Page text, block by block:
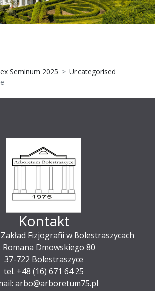
Seminum 2025
Uncategorised
Kontakt
Fizjografii w Bolestraszycach
Romana Dmowskiego 80
37-722 Bolestraszyce
tel. +48 (16) 671 64 25
arbo@arboretum75.pl